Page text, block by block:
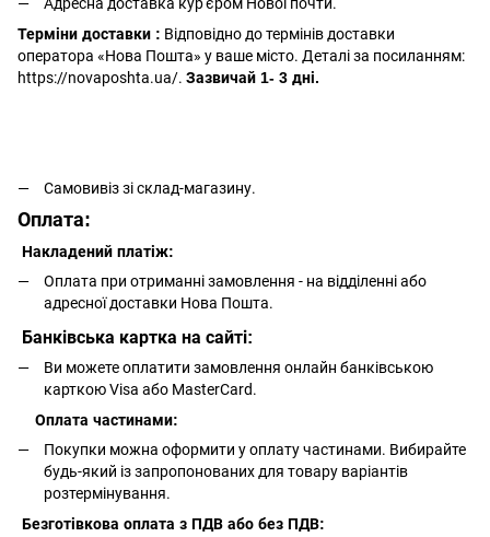
Терміни доставки : Відповідно до термінів доставки
оператора «Нова Пошта» у ваше місто. Деталі за посиланням:
https://novaposhta.ua/. Зазвичай 1- 3 дні.
Самовивіз зі склад-магазину.
Оплата:
Накладений платіж:
Оплата при отриманні замовлення - на відділенні або
адресної доставки Нова Пошта.
Банківська картка на сайті:
Ви можете оплатити замовлення онлайн банківською
карткою Visa або MasterCard.
Оплата частинами:
Покупки можна оформити у оплату частинами. Вибирайте
будь-який із запропонованих для товару варіантів
розтермінування.
Безготівкова оплата з ПДВ або без ПДВ: